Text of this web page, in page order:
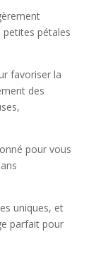
pétales
favoriser la
des
pour vous
uniques, et
parfait pour